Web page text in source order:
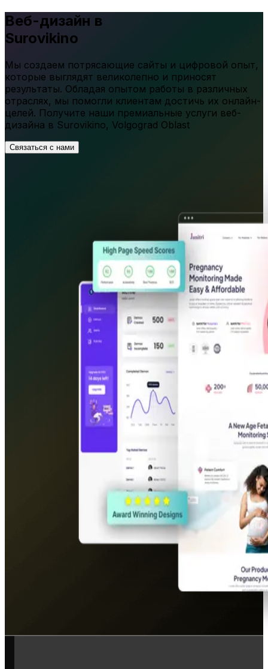
Веб-дизайн в
Surovikino
Мы создаем потрясающие сайты и цифровой опыт,
которые выглядят великолепно и приносят
результаты. Обладая опытом работы в различных
отраслях, мы помогли клиентам достичь их онлайн-
целей. Получите наши премиальные услуги веб-
дизайна в Surovikino, Volgograd Oblast
Связаться с нами